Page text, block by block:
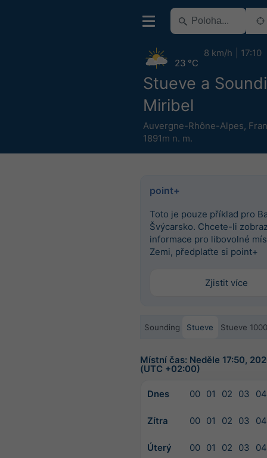
Stueve a
Miribel
Auvergne-Rhône-Alpes,
1891m n. m.
23 °C
8 km/h 17:10
point+
Toto je pouze příklad pro
Švýcarsko. Chcete-li
informace pro libovolné
Zemi, předplaťte si point+
Zjistit více
Sounding Stueve Stueve
Místní čas: Neděle 17:50,
(UTC +02:00)
Dnes 00 01 02 03 04
Zítra 00 01 02 03 04
Úterý 00 01 02 03 04